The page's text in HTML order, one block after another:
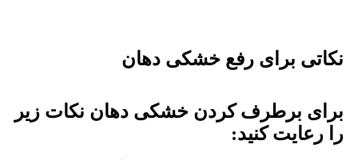
نکاتی برای رفع خشکی دهان
برای برطرف کردن خشکی دهان نکات زیر
را رعایت کنید: